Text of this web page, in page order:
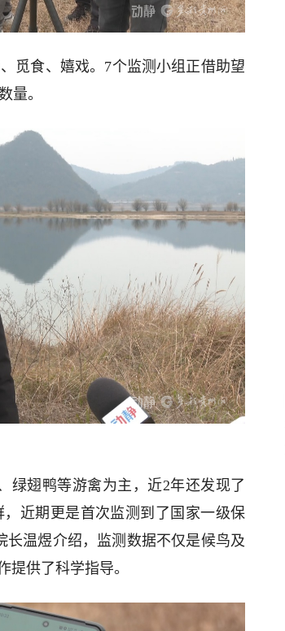
觅食、嬉戏。7个监测小组正借助望
量。
绿翅鸭等游禽为主，近2年还发现了
近期更是首次监测到了国家一级保
温煜介绍，监测数据不仅是候鸟及
提供了科学指导。